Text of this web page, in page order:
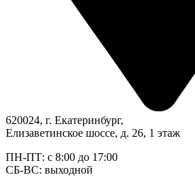
620024, г. Екатеринбург,
Елизаветинское шоссе, д. 26, 1 этаж
ПН-ПТ: с 8:00 до 17:00
СБ-ВС: выходной